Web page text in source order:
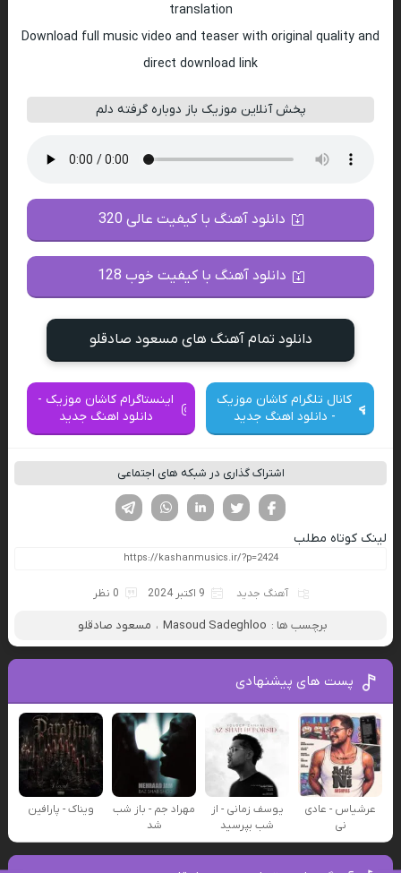
translation
Download full music video and teaser with original quality and
direct download link
پخش آنلاین موزیک باز دوباره گرفته دلم
دانلود آهنگ با کیفیت عالی 320
دانلود آهنگ با کیفیت خوب 128
دانلود تمام آهنگ های مسعود صادقلو
کانال تلگرام کاشان موزیک
- دانلود اهنگ جدید
اینستاگرام کاشان موزیک -
دانلود اهنگ جدید
اشتراک گذاری در شبکه های اجتماعی
لینکدین تویتر
فیسوک
لینک کوتاه مطلب
آهنگ جدید 9 اکتبر 2024 0 نظر
برچسب ها : Masoud Sadeghloo ، مسعود صادقلو
پست های پیشنهادی
عرشیاس - عادی
نی
یوسف زمانی - از
شب بپرسید
مهراد جم - باز شب
شد
ویناک - پارافین